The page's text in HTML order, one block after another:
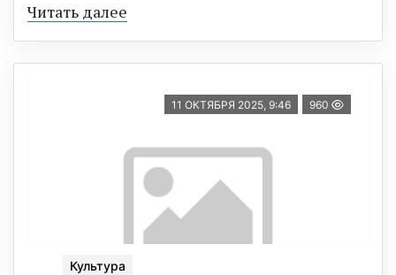
Читать далее
11 ОКТЯБРЯ 2025, 9:46 960
Культура